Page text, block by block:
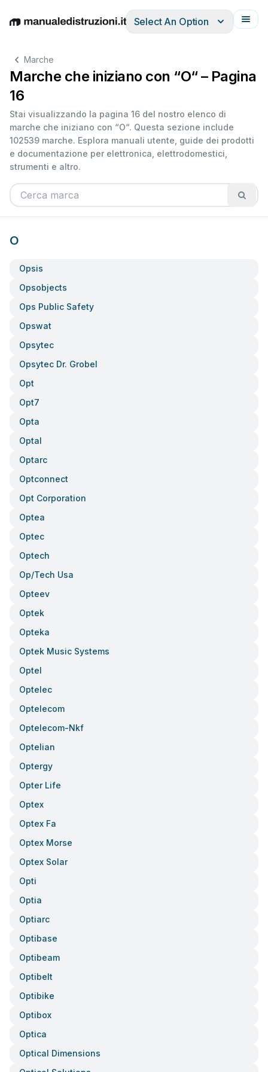
EnglishDeutschEspañolItalianoFrançais
Select An Option
Marche
Marche che iniziano con “O“ – Pagina
16
Stai visualizzando la pagina 16 del nostro elenco di
marche che iniziano con “O“. Questa sezione include
102539 marche. Esplora manuali utente, guide dei prodotti
e documentazione per elettronica, elettrodomestici,
strumenti e altro.
O
Opsis
Opsobjects
Ops Public Safety
Opswat
Opsytec
Opsytec Dr. Grobel
Opt
Opt7
Opta
Optal
Optarc
Optconnect
Opt Corporation
Optea
Optec
Optech
Op/tech Usa
Opteev
Optek
Opteka
Optek Music Systems
Optel
Optelec
Optelecom
Optelecom-Nkf
Optelian
Optergy
Opter Life
Optex
Optex Fa
Optex Morse
Optex Solar
Opti
Optia
Optiarc
Optibase
Optibeam
Optibelt
Optibike
Optibox
Optica
Optical Dimensions